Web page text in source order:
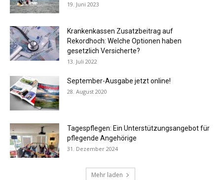
19. Juni 2023
Krankenkassen Zusatzbeitrag auf
Rekordhoch: Welche Optionen haben
gesetzlich Versicherte?
13. Juli 2022
September-Ausgabe jetzt online!
28. August 2020
Tagespflegen: Ein Unterstützungsangebot für
pflegende Angehörige
31. Dezember 2024
Mehr laden